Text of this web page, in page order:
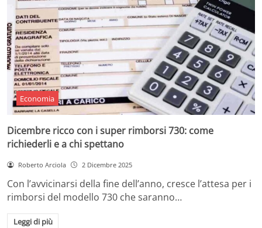
Economia
Dicembre ricco con i super rimborsi 730: come
richiederli e a chi spettano
Roberto Arciola 2 Dicembre 2025
Con l’avvicinarsi della fine dell’anno, cresce l’attesa per i
rimborsi del modello 730 che saranno…
Leggi di più